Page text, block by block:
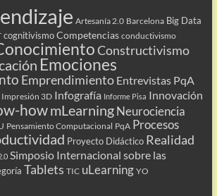
Artesanía 2.0 Barcelona Big Data
cognitivismo Competencias conductivismo
Constructivismo
Emociones
Emprendimiento Entrevistas PqA
Impresión 3D Infografía Informe Pisa Innovación
howmLearning Neurociencia
Pensamiento Computacional PqA Procesos
Proyecto Didáctico Realidad
Simposio Internacional sobre las
Tablets TIC uLearning YO